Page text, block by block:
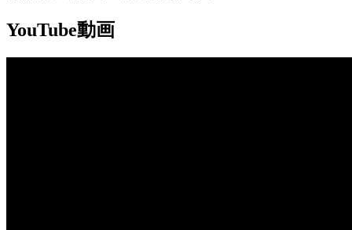
YouTube動画